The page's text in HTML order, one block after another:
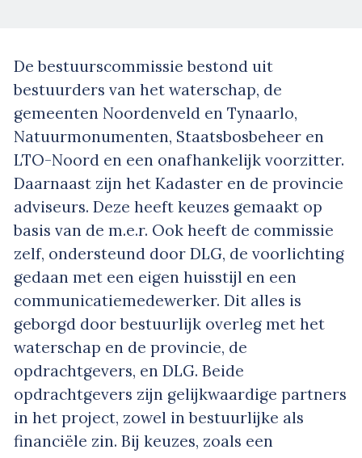
De bestuurscommissie bestond uit
bestuurders van het waterschap, de
gemeenten Noordenveld en Tynaarlo,
Natuurmonumenten, Staatsbosbeheer en
LTO-Noord en een onafhankelijk voorzitter.
Daarnaast zijn het Kadaster en de provincie
adviseurs. Deze heeft keuzes gemaakt op
basis van de m.e.r. Ook heeft de commissie
zelf, ondersteund door DLG, de voorlichting
gedaan met een eigen huisstijl en een
communicatiemedewerker. Dit alles is
geborgd door bestuurlijk overleg met het
waterschap en de provincie, de
opdrachtgevers, en DLG. Beide
opdrachtgevers zijn gelijkwaardige partners
in het project, zowel in bestuurlijke als
financiële zin. Bij keuzes, zoals een